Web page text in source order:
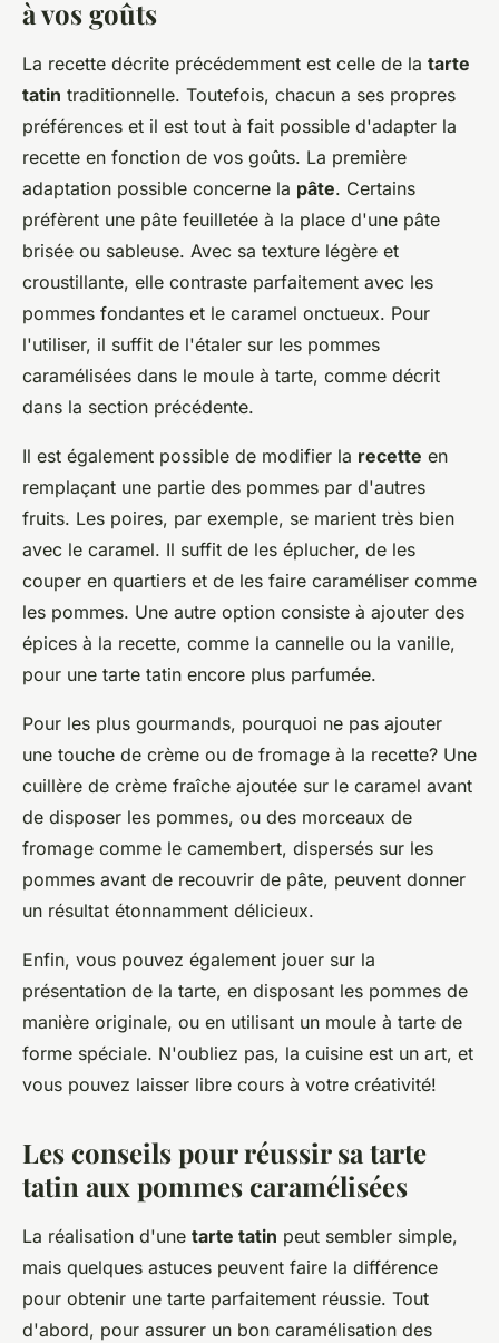
à vos goûts
La recette décrite précédemment est celle de la tarte
tatin traditionnelle. Toutefois, chacun a ses propres
préférences et il est tout à fait possible d'adapter la
recette en fonction de vos goûts. La première
adaptation possible concerne la pâte. Certains
préfèrent une pâte feuilletée à la place d'une pâte
brisée ou sableuse. Avec sa texture légère et
croustillante, elle contraste parfaitement avec les
pommes fondantes et le caramel onctueux. Pour
l'utiliser, il suffit de l'étaler sur les pommes
caramélisées dans le moule à tarte, comme décrit
dans la section précédente.
Il est également possible de modifier la recette en
remplaçant une partie des pommes par d'autres
fruits. Les poires, par exemple, se marient très bien
avec le caramel. Il suffit de les éplucher, de les
couper en quartiers et de les faire caraméliser comme
les pommes. Une autre option consiste à ajouter des
épices à la recette, comme la cannelle ou la vanille,
pour une tarte tatin encore plus parfumée.
Pour les plus gourmands, pourquoi ne pas ajouter
une touche de crème ou de fromage à la recette? Une
cuillère de crème fraîche ajoutée sur le caramel avant
de disposer les pommes, ou des morceaux de
fromage comme le camembert, dispersés sur les
pommes avant de recouvrir de pâte, peuvent donner
un résultat étonnamment délicieux.
Enfin, vous pouvez également jouer sur la
présentation de la tarte, en disposant les pommes de
manière originale, ou en utilisant un moule à tarte de
forme spéciale. N'oubliez pas, la cuisine est un art, et
vous pouvez laisser libre cours à votre créativité!
Les conseils pour réussir sa tarte
tatin aux pommes caramélisées
La réalisation d'une tarte tatin peut sembler simple,
mais quelques astuces peuvent faire la différence
pour obtenir une tarte parfaitement réussie. Tout
d'abord, pour assurer un bon caramélisation des